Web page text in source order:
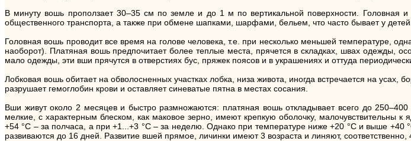
В минуту вошь проползает 30–35 см по земле и до 1 м по вертикальной поверхности. Головная
общественного транспорта, а также при обмене шапками, шарфами, бельем, что часто бывает у детей
Головная вошь проводит все время на голове человека, т.е. при несколько меньшей температуре,
наоборот). Платяная вошь предпочитает более теплые места, прячется в складках, швах одежды,
мало одежды, эти вши прячутся в отверстиях бус, пряжек поясов и в украшениях и оттуда
Лобковая вошь обитает на обволосненных участках лобка, низа живота, иногда встречается на
разрушает гемоглобин крови и оставляет синеватые пятна в местах сосания.
Вши живут около 2 месяцев и быстро размножаются: платяная вошь откладывает всего до
мелкие, с характерным блеском, как маковое зерно, имеют крепкую оболочку, малочувствительны
+54 °С – за полчаса, а при +1...+3 °С – за неделю. Однако при температуре ниже +20 °С и выше
развиваются до 16 дней. Развитие вшей прямое, личинки имеют 3 возраста и линяют,